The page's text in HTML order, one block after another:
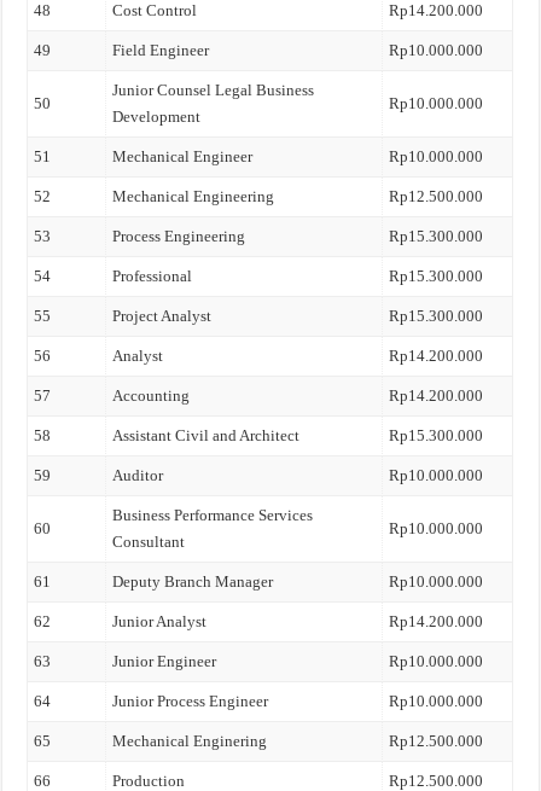
48 Cost Control Rp14.200.000
49 Field Engineer Rp10.000.000
50
Junior Counsel Legal Business
Development
Rp10.000.000
51 Mechanical Engineer Rp10.000.000
52 Mechanical Engineering Rp12.500.000
53 Process Engineering Rp15.300.000
54 Professional Rp15.300.000
55 Project Analyst Rp15.300.000
56 Analyst Rp14.200.000
57 Accounting Rp14.200.000
58 Assistant Civil and Architect Rp15.300.000
59 Auditor Rp10.000.000
60
Business Performance Services
Consultant
Rp10.000.000
61 Deputy Branch Manager Rp10.000.000
62 Junior Analyst Rp14.200.000
63 Junior Engineer Rp10.000.000
64 Junior Process Engineer Rp10.000.000
65 Mechanical Enginering Rp12.500.000
66 Production Rp12.500.000